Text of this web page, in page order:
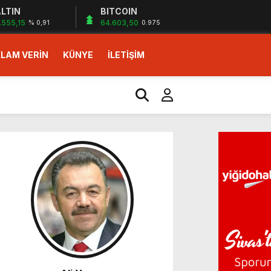
% 0,91
BITCOIN
64.603,50 0.975
VERİN KÜNYE İLETİŞİM